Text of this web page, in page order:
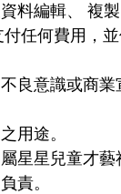
料編輯、 複
任何費用，
良意識或商
用途。
星星兒童才藝
責。